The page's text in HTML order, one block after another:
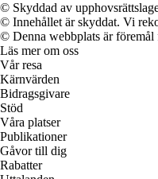
© Skyddad av
© Innehållet är skyddat. Vi
© Denna webbplats är föremål
Läs mer om oss
Vår resa
Kärnvärden
Bidragsgivare
Stöd
Våra platser
Publikationer
Gåvor till dig
Rabatter